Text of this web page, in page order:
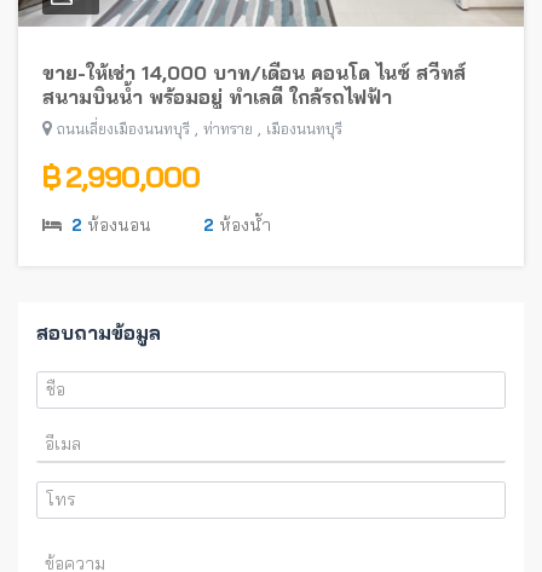
ขาย-ให้เช่า 14,000 บาท/เดือน คอนโด ไนซ์ สวีทส์
สนามบินน้ำ พร้อมอยู่ ทำเลดี ใกล้รถไฟฟ้า
ถนนเลี่ยงเมืองนนทบุรี , ท่าทราย , เมืองนนทบุรี
฿ 2,990,000
2 ห้องนอน 2 ห้องน้ำ
สอบถามข้อมูล